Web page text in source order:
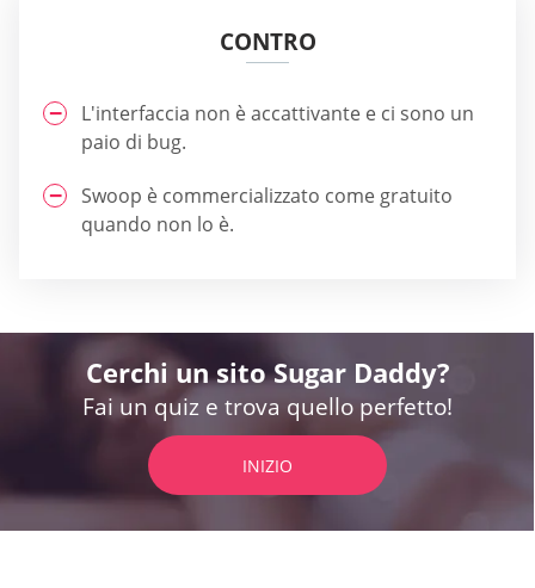
CONTRO
L'interfaccia non è accattivante e ci sono un
paio di bug.
Swoop è commercializzato come gratuito
quando non lo è.
Cerchi un sito Sugar Daddy?
Fai un quiz e trova quello perfetto!
INIZIO